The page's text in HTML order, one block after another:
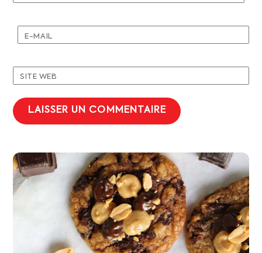
E-MAIL
SITE WEB